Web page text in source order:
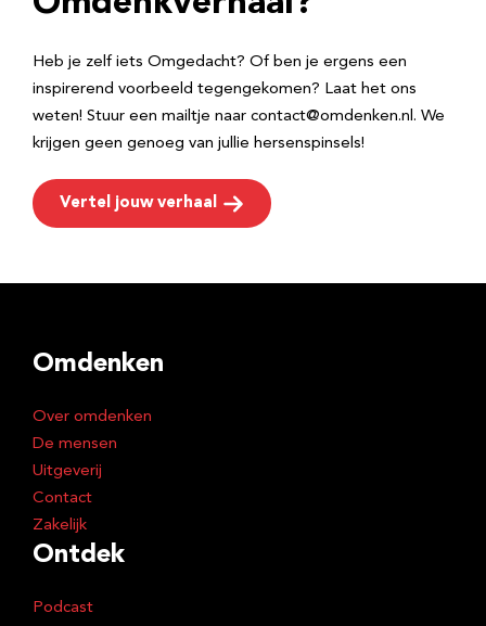
Heb je zelf iets Omgedacht? Of ben je ergens een
inspirerend voorbeeld tegengekomen? Laat het ons
weten! Stuur een mailtje naar contact@omdenken.nl. We
krijgen geen genoeg van jullie hersenspinsels!
Vertel jouw verhaal
Omdenken
Over omdenken
De mensen
Uitgeverij
Contact
Zakelijk
Ontdek
Podcast